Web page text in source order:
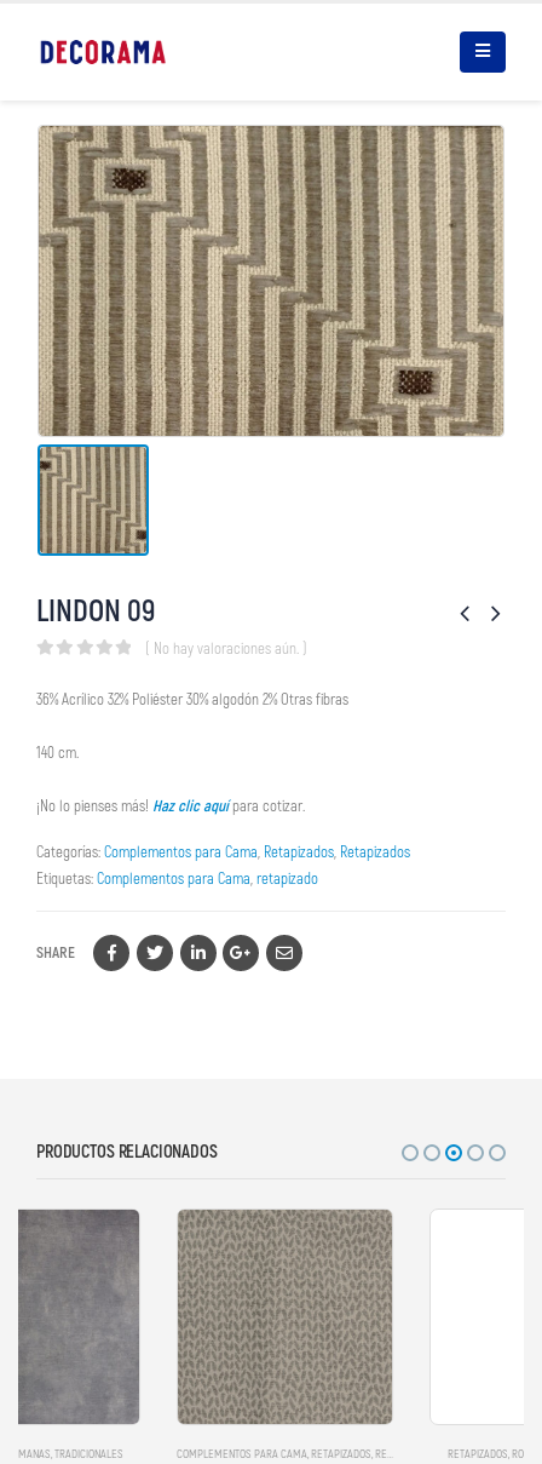
LINDON 09
( No hay valoraciones aún. )
36% Acrílico 32% Poliéster 30% algodón 2% Otras fibras
140 cm.
¡No lo pienses más! Haz clic aquípara cotizar.
Categorías:Complementos para Cama, Retapizados, Retapizados
Etiquetas:Complementos para Cama,retapizado
SHARE
PRODUCTOS RELACIONADOS
COMPLEMENTOS PARA CAMA RETAPIZADOS,RETAPIZADOS RETAPIZADOS,ROMANAS TRADICIONALES